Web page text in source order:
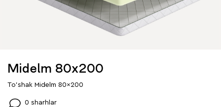
Midelm 80x200
To'shak Midelm 80x200
0 sharhlar